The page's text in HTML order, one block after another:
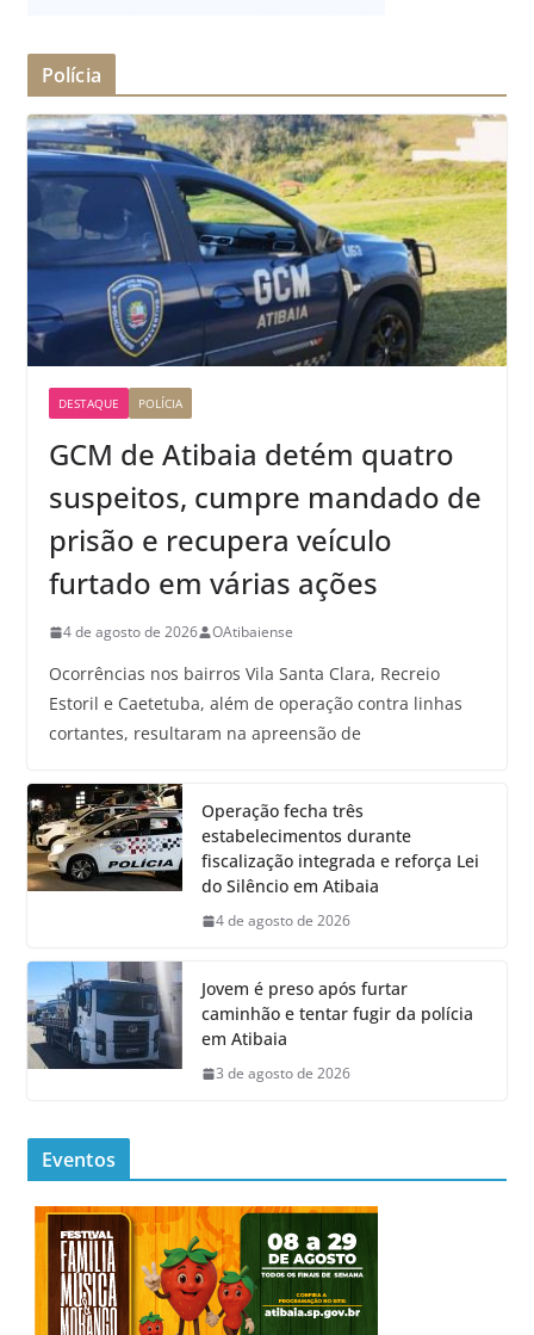
Polícia
DESTAQUE POLÍCIA
GCM de Atibaia detém quatro
suspeitos, cumpre mandado de
prisão e recupera veículo
furtado em várias ações
4 de agosto de 2026 OAtibaiense
Ocorrências nos bairros Vila Santa Clara, Recreio
Estoril e Caetetuba, além de operação contra linhas
cortantes, resultaram na apreensão de
Operação fecha três
estabelecimentos durante
fiscalização integrada e reforça Lei
do Silêncio em Atibaia
4 de agosto de 2026
Jovem é preso após furtar
caminhão e tentar fugir da polícia
em Atibaia
3 de agosto de 2026
Eventos